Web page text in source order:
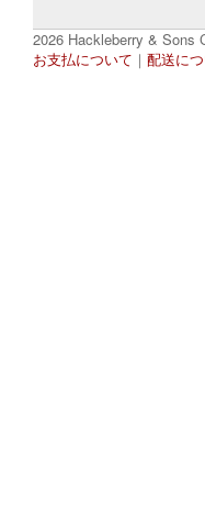
2026 Hackleberry & Sons
お支払について ｜ 配送に